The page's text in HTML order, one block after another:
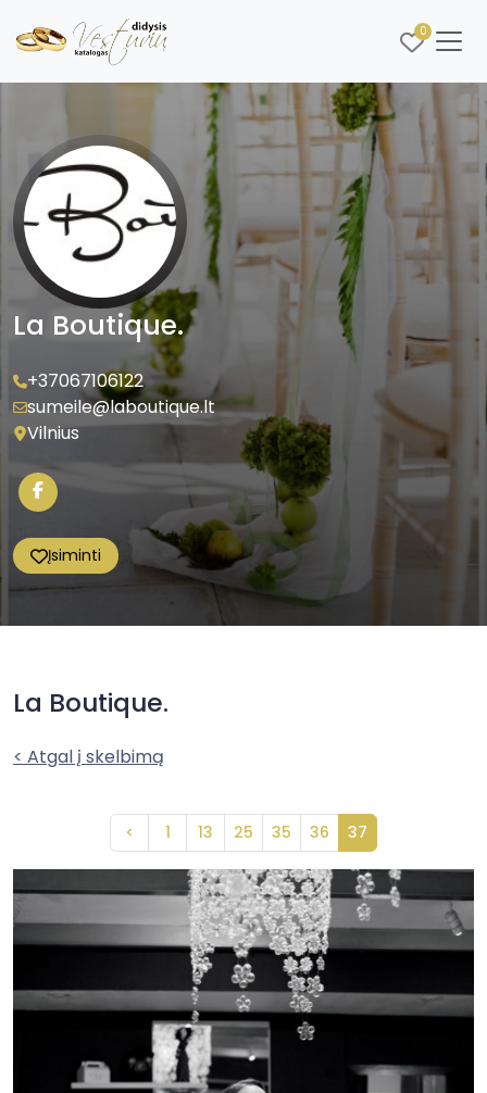
0
La Boutique.
+37067106122
sumeile@laboutique.lt
Vilnius
Įsiminti
La Boutique.
< Atgal į skelbimą
< 1 13 25 35 36 37